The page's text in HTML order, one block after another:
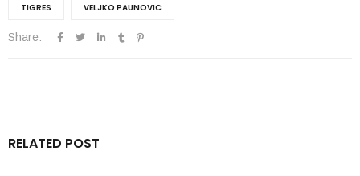
TIGRES
VELJKO PAUNOVIC
Share:
RELATED POST